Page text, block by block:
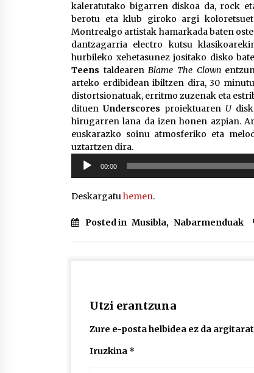
kaleratutako bigarren diskoa da, rock
berotu eta klub giroko argi
Montrealgo artistak hamarkada baten
dantzagarria electro kutsu
hurbileko xehetasunez jositako disko
Teens taldearenBlame The Clown
arteko erdibidean ibiltzen dira, 30
distortsionatuak, erritmo zuzenak eta
dituen Underscores proiektuaren U
hirugarren lana da izen honen azpian.
euskarazko soinu atmosferiko eta
uztartzen dira.
Soinu
erreproduzigailua
00:00
Deskargatuhemen.
Posted in Musibla, Nabarmenduak
Utzi erantzuna
Zure e-posta helbidea ez da
Iruzkina *